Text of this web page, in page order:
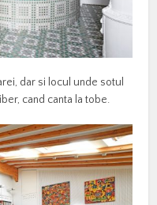
dar si locul unde sotul
cand canta la tobe.